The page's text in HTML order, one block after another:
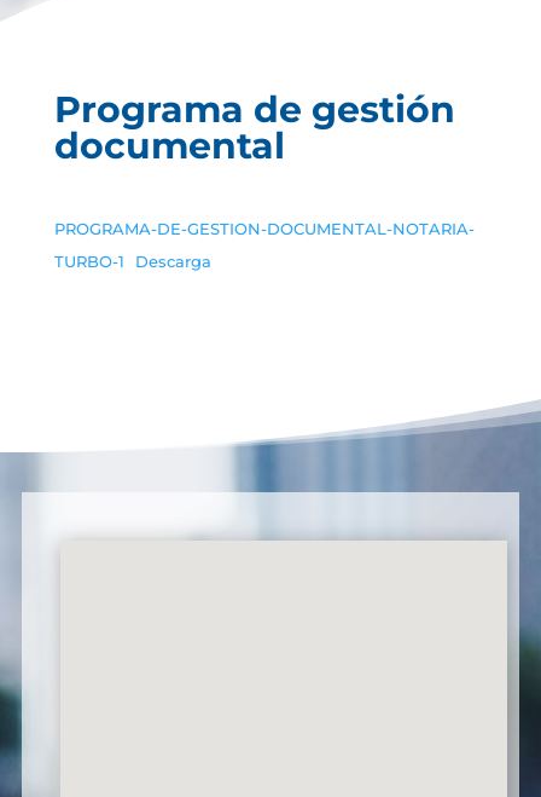
Programa de gestión
documental
PROGRAMA-DE-GESTION-DOCUMENTAL-NOTARIA-
TURBO-1
Descarga